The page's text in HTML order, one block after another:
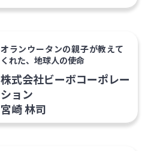
オランウータンの親子が教えて
くれた、地球人の使命
株式会社ビーボコーポレー
ション
宮崎 林司